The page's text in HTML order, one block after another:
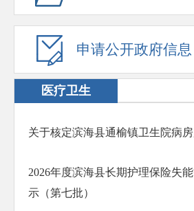
申请公开政府信息
医疗卫生
关于核定滨海县通榆镇卫生院病
2026年度滨海县长期护理保险失
示（第七批）